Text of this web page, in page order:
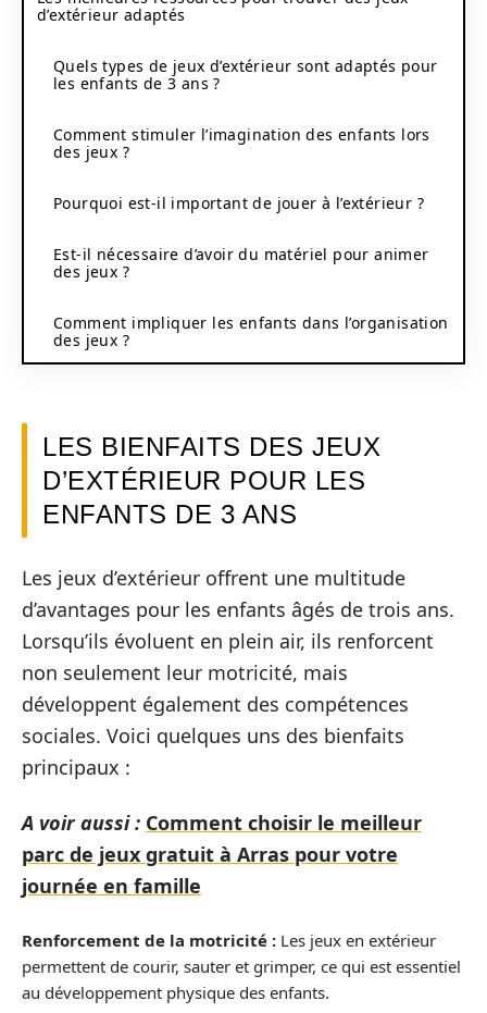
d’extérieur adaptés
Quels types de jeux d’extérieur sont adaptés pour
les enfants de 3 ans ?
Comment stimuler l’imagination des enfants lors
des jeux ?
Pourquoi est-il important de jouer à l’extérieur ?
Est-il nécessaire d’avoir du matériel pour animer
des jeux ?
Comment impliquer les enfants dans l’organisation
des jeux ?
LES BIENFAITS DES JEUX
D’EXTÉRIEUR POUR LES
ENFANTS DE 3 ANS
Les jeux d’extérieur offrent une multitude
d’avantages pour les enfants âgés de trois ans.
Lorsqu’ils évoluent en plein air, ils renforcent
non seulement leur motricité, mais
développent également des compétences
sociales. Voici quelques uns des bienfaits
principaux :
A voir aussi : Comment choisir le meilleur
parc de jeux gratuit à Arras pour votre
journée en famille
Renforcement de la motricité : Les jeux en extérieur
permettent de courir, sauter et grimper, ce qui est essentiel
au développement physique des enfants.